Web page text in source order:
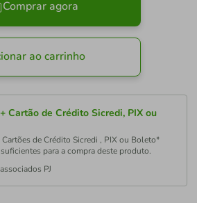
Comprar agora
ao carrinho
Cartão de Crédito Sicredi, PIX ou
de Crédito Sicredi , PIX ou Boleto*
para a compra deste produto.
PJ